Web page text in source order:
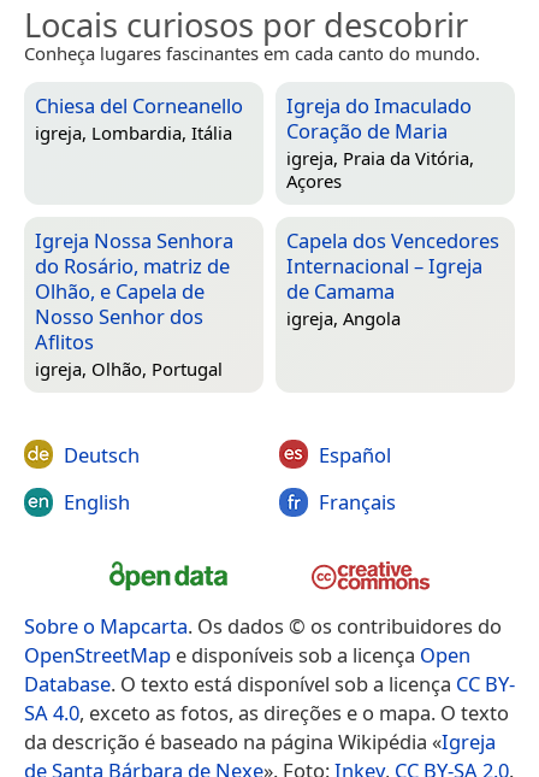
Locais curiosos por descobrir
Conheça lugares fascinantes em cada canto do mundo.
Chiesa del Corneanello
igreja, Lombardia, Itália
Igreja do Imaculado
Coração de Maria
igreja, Praia da Vitória,
Açores
Igreja Nossa Senhora
do Rosário, matriz de
Olhão, e Capela de
Nosso Senhor dos
Aflitos
igreja, Olhão, Portugal
Capela dos Vencedores
Internacional – Igreja
de Camama
igreja, Angola
Deutsch
English
Español
Français
Sobre o Mapcarta. Os dados © os contribuidores do
OpenStreetMap e disponíveis sob a licença Open
Database. O texto está disponível sob a licença CC BY-
SA 4.0, exceto as fotos, as direções e o mapa. O texto
da descrição é baseado na página Wikipédia «Igreja
de Santa Bárbara de Nexe». Foto:Inkey, CC BY-SA 2.0.